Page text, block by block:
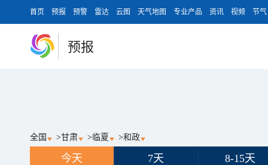
首页 预报 预警 雷达 云图 天气地图 专业产品 资讯 视频 节气
预报
全国 >甘肃 > 临夏 >和政
今天 7天 8-15天